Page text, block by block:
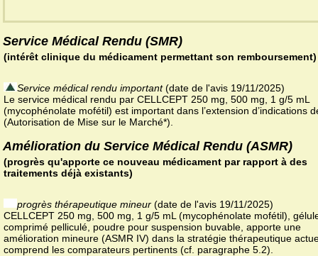
Service Médical Rendu (SMR)
(intérêt clinique du médicament permettant son remboursement)
Service médical rendu important(date de l'avis 19/11/2025)
Le service médical rendu par CELLCEPT 250 mg, 500 mg, 1 g/5 mL
(mycophénolate mofétil) est important dans l’extension d’indications
(Autorisation de Mise sur le Marché*).
Amélioration du Service Médical Rendu (ASMR)
(progrès qu'apporte ce nouveau médicament par rapport à des
traitements déjà existants)
progrès thérapeutique mineur (date de l'avis 19/11/2025)
CELLCEPT 250 mg, 500 mg, 1 g/5 mL (mycophénolate mofétil),
comprimé pelliculé, poudre pour suspension buvable, apporte une
amélioration mineure (ASMR IV) dans la stratégie thérapeutique
comprend les comparateurs pertinents (cf. paragraphe 5.2).